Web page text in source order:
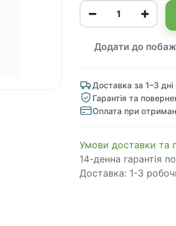
Додати до
Доставка за 1–3 дні
Гарантія та
Оплата при
​​​​​​​​​​​​​​​​​​​​​​​​​​​​​​​​​​​​​​​​​​​​​​​​​​​​​​​​​​​​​​У​​м​о​в​​и​ д​ос​т​а​в​к​и ​т​а​
14-денна гарантія
Доставка: 1-3